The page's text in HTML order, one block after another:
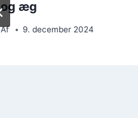
og æg
Af 9. december 2024